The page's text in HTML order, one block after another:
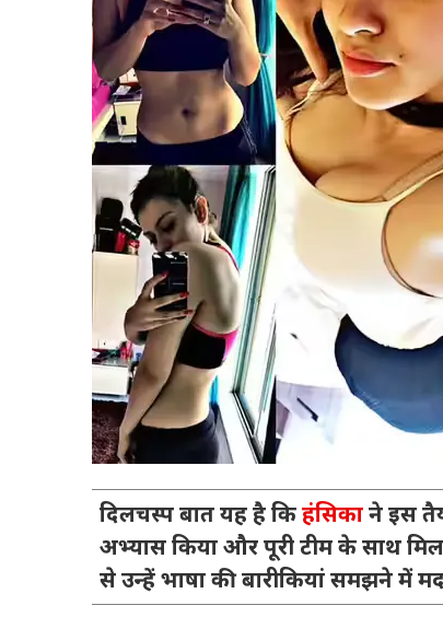
दिलचस्प बात यह है किहंसिकाने इस
अभ्यास किया और पूरी टीम के साथ
से उन्हें भाषा की बारीकियां समझने में